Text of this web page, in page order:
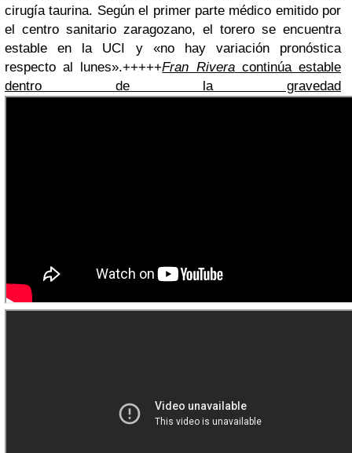
cirugía taurina. Según el primer parte médico emitido por
el centro sanitario zaragozano, el torero se encuentra
estable en la UCI y «no hay variación pronóstica
respecto al lunes».+++++Fran Riveracontinúa estable
dentro de la gravedad